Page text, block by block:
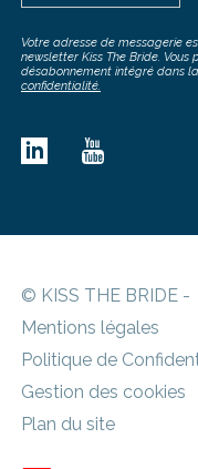
Votre adresse de messagerie
newsletter Kiss The Bride.
désabonnement intégré dans
confidentialité.
© KISS THE BRIDE -
Mentions légales
Politique de
Gestion des cookies
Plan du site